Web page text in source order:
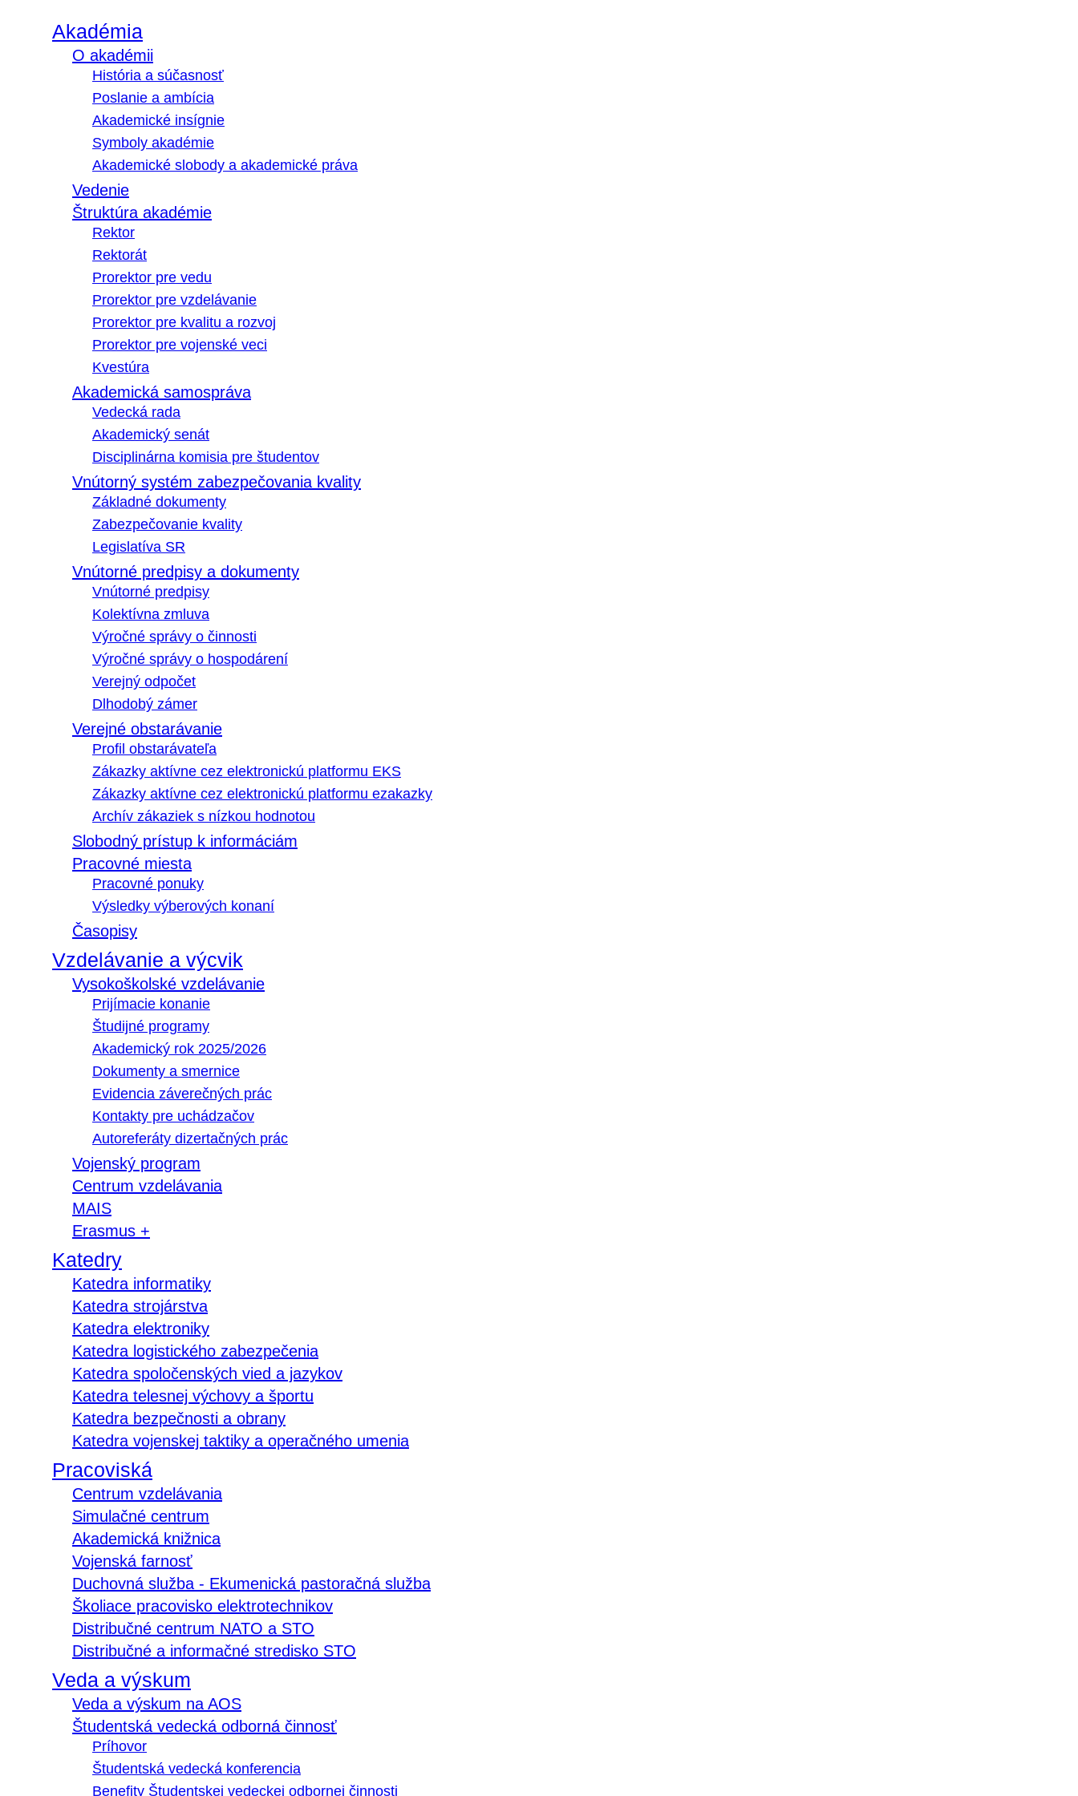
Akadémia
O akadémii
História a súčasnosť
Poslanie a ambícia
Akademické insígnie
Symboly akadémie
Akademické slobody a akademické práva
Vedenie
Štruktúra akadémie
Rektor
Rektorát
Prorektor pre vedu
Prorektor pre vzdelávanie
Prorektor pre kvalitu a rozvoj
Prorektor pre vojenské veci
Kvestúra
Akademická samospráva
Vedecká rada
Akademický senát
Disciplinárna komisia pre študentov
Vnútorný systém zabezpečovania kvality
Základné dokumenty
Zabezpečovanie kvality
Legislatíva SR
Vnútorné predpisy a dokumenty
Vnútorné predpisy
Kolektívna zmluva
Výročné správy o činnosti
Výročné správy o hospodárení
Verejný odpočet
Dlhodobý zámer
Verejné obstarávanie
Profil obstarávateľa
Zákazky aktívne cez elektronickú platformu EKS
Zákazky aktívne cez elektronickú platformu ezakazky
Archív zákaziek s nízkou hodnotou
Slobodný prístup k informáciám
Pracovné miesta
Pracovné ponuky
Výsledky výberových konaní
Časopisy
Vzdelávanie a výcvik
Vysokoškolské vzdelávanie
Prijímacie konanie
Študijné programy
Akademický rok 2025/2026
Dokumenty a smernice
Evidencia záverečných prác
Kontakty pre uchádzačov
Autoreferáty dizertačných prác
Vojenský program
Centrum vzdelávania
MAIS
Erasmus +
Katedry
Katedra informatiky
Katedra strojárstva
Katedra elektroniky
Katedra logistického zabezpečenia
Katedra spoločenských vied a jazykov
Katedra telesnej výchovy a športu
Katedra bezpečnosti a obrany
Katedra vojenskej taktiky a operačného umenia
Pracoviská
Centrum vzdelávania
Simulačné centrum
Akademická knižnica
Vojenská farnosť
Duchovná služba - Ekumenická pastoračná služba
Školiace pracovisko elektrotechnikov
Distribučné centrum NATO a STO
Distribučné a informačné stredisko STO
Veda a výskum
Veda a výskum na AOS
Študentská vedecká odborná činnosť
Príhovor
Študentská vedecká konferencia
Benefity Študentskej vedeckej odbornej činnosti